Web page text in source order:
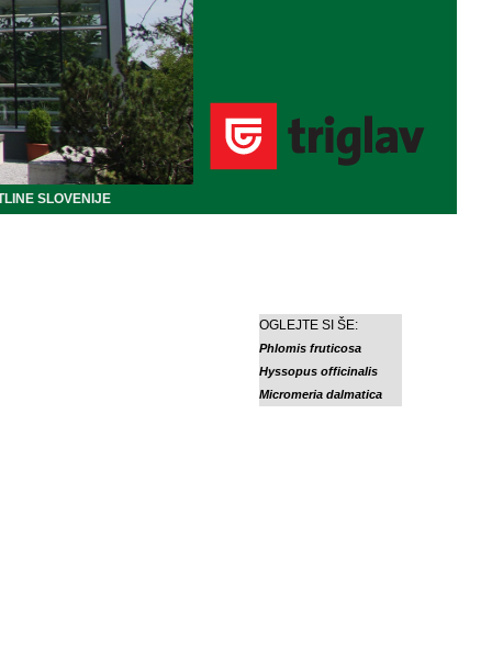
SLOVENIJE
OGLEJTE SI ŠE:
Phlomis fruticosa
Hyssopus officinalis
Micromeria dalmatica